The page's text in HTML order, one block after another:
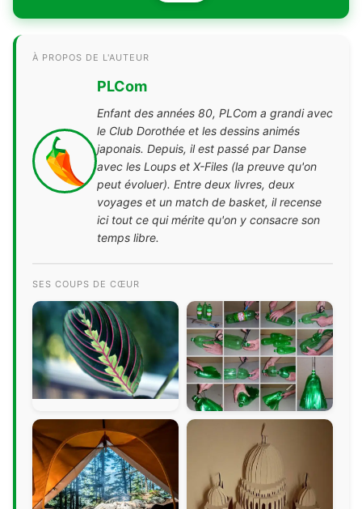
À PROPOS DE L'AUTEUR
PLCom
Enfant des années 80, PLCom a grandi avec
le Club Dorothée et les dessins animés
japonais. Depuis, il est passé par Danse
avec les Loups et X-Files (la preuve qu'on
peut évoluer). Entre deux livres, deux
voyages et un match de basket, il recense
ici tout ce qui mérite qu'on y consacre son
temps libre.
SES COUPS DE CŒUR